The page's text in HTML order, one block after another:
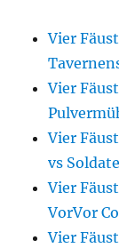
Vier
Vier
Vier
vs
Vier
VorVor
Vier